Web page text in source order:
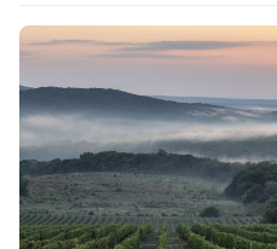
регион в новом сезоне и
почувствовать его характер.